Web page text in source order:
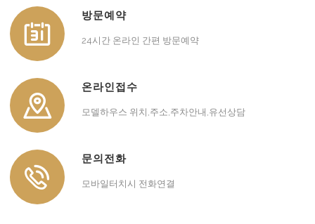
방문예약
24시간 온라인 간편 방문예약
온라인접수
모델하우스 위치,주소,주차안내,유선상담
문의전화
모바일터치시 전화연결